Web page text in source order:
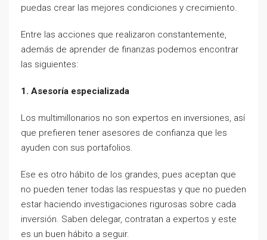
puedas crear las mejores condiciones y crecimiento.
Entre las acciones que realizaron constantemente,
además de aprender de finanzas podemos encontrar
las siguientes:
1. Asesoría especializada
Los multimillonarios no son expertos en inversiones, así
que prefieren tener asesores de confianza que les
ayuden con sus portafolios.
Ese es otro hábito de los grandes, pues aceptan que
no pueden tener todas las respuestas y que no pueden
estar haciendo investigaciones rigurosas sobre cada
inversión. Saben delegar, contratan a expertos y este
es un buen hábito a seguir.